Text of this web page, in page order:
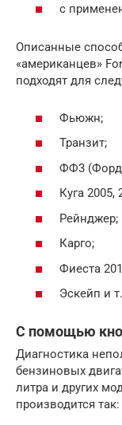
с
Описанные
«американцев»
подходят для
Фьюжн;
Транзит;
ФФ3 (Форд
Куга 2005,
Рейнджер;
Карго;
Фиеста
Эскейп и
С помощью
Диагностика
бензиновых
литра и других
производится так: